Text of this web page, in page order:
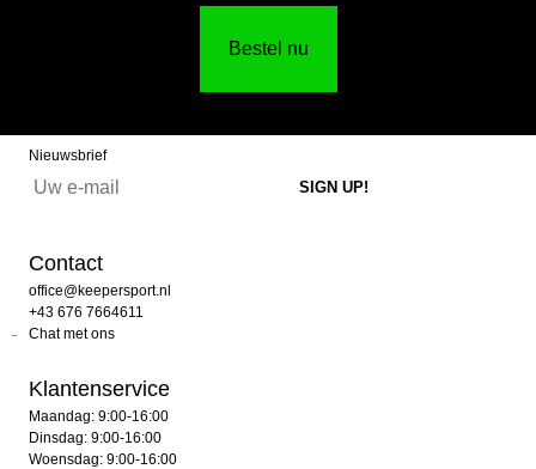
Bestel nu
Nieuwsbrief
Contact
office@keepersport.nl
+43 676 7664611
Chat met ons
Klantenservice
Maandag: 9:00-16:00
Dinsdag: 9:00-16:00
Woensdag: 9:00-16:00